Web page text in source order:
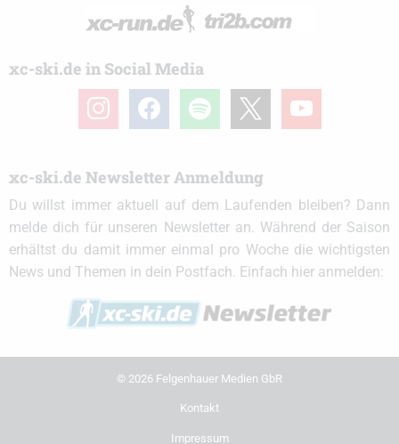
xc-ski.de in Social Media
instagramfacebook spotify youtube
xc-ski.de Newsletter Anmeldung
Du willst immer aktuell auf dem Laufenden bleiben? Dann
melde dich für unseren Newsletter an. Während der Saison
erhältst du damit immer einmal pro Woche die wichtigsten
News und Themen in dein Postfach. Einfach hier anmelden:
© 2026 Felgenhauer Medien GbR
Kontakt
Impressum